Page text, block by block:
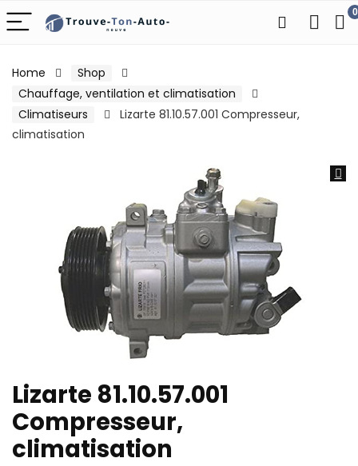
0
Home
Shop
Chauffage, ventilation et climatisation
Climatiseurs
Lizarte 81.10.57.001 Compresseur,
climatisation
Lizarte 81.10.57.001
Compresseur,
climatisation